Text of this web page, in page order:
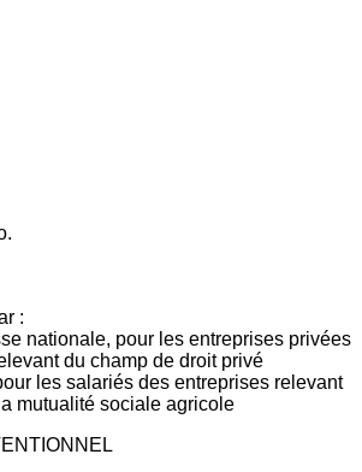
:
nationale, pour les entreprises privées
du champ de droit privé
les salariés des entreprises relevant
mutualité sociale agricole